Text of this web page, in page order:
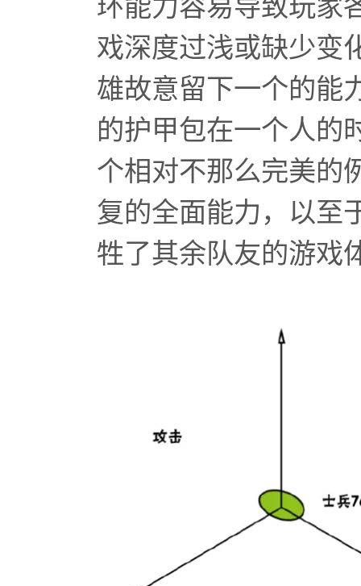
环能力容易导致玩家
戏深度过浅或缺少变
雄故意留下一个的能
的护甲包在一个人的
个相对不那么完美的
复的全面能力，以至
牲了其余队友的游戏